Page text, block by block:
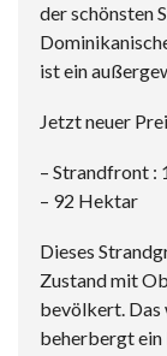
der schönsten
ist ein
Jetzt neuer
– Strandfront :
– 92 Hektar
Dieses
Zustand mit
bevölkert. Das
beherbergt